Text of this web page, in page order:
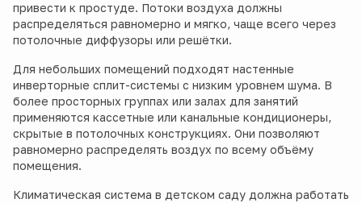
привести к простуде. Потоки воздуха должны
распределяться равномерно и мягко, чаще всего через
потолочные диффузоры или решётки.
Для небольших помещений подходят настенные
инверторные сплит-системы с низким уровнем шума. В
более просторных группах или залах для занятий
применяются кассетные или канальные кондиционеры,
скрытые в потолочных конструкциях. Они позволяют
равномерно распределять воздух по всему объёму
помещения.
Климатическая система в детском саду должна работать